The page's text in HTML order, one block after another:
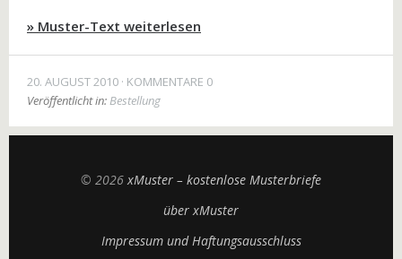
» Muster-Text weiterlesen
20. AUGUST 2010 KOMMENTARE 0
Veröffentlicht in:Bestellung
© 2026xMuster – kostenlose Musterbriefe
über xMuster
Impressum und Haftungsausschluss